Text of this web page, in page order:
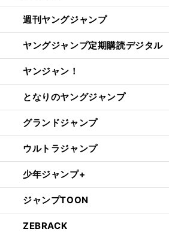
週刊ヤングジャンプ
ヤングジャンプ定期購読デジタル
ヤンジャン！
となりのヤングジャンプ
グランドジャンプ
ウルトラジャンプ
少年ジャンプ+
ジャンプTOON
ZEBRACK